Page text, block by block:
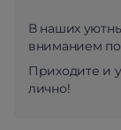
В наших
вниманием
Приходите и
лично!